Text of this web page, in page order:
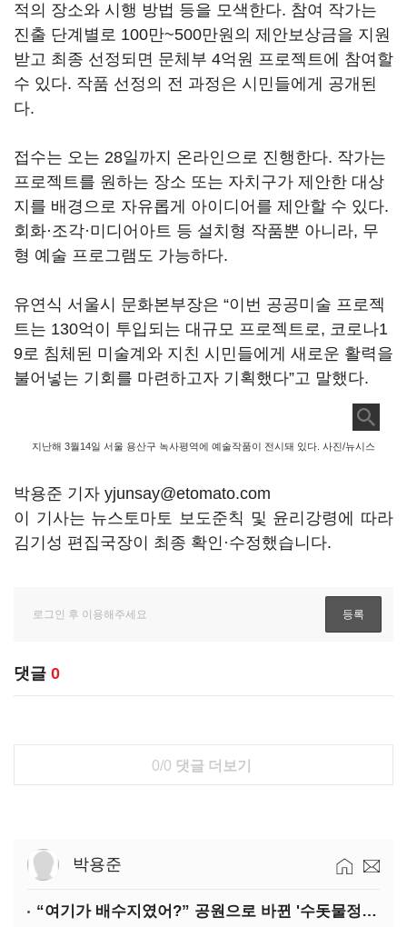
적의 장소와 시행 방법 등을 모색한다. 참여 작가는
진출 단계별로 100만~500만원의 제안보상금을 지원
받고 최종 선정되면 문체부 4억원 프로젝트에 참여할
수 있다. 작품 선정의 전 과정은 시민들에게 공개된
다.
접수는 오는 28일까지 온라인으로 진행한다. 작가는
프로젝트를 원하는 장소 또는 자치구가 제안한 대상
지를 배경으로 자유롭게 아이디어를 제안할 수 있다.
회화·조각·미디어아트 등 설치형 작품뿐 아니라, 무
형 예술 프로그램도 가능하다.
유연식 서울시 문화본부장은 “이번 공공미술 프로젝
트는 130억이 투입되는 대규모 프로젝트로, 코로나1
9로 침체된 미술계와 지친 시민들에게 새로운 활력을
불어넣는 기회를 마련하고자 기획했다”고 말했다.
지난해 3월14일 서울 용산구 녹사평역에 예술작품이 전시돼 있다. 사진/뉴시스
박용준 기자 yjunsay@etomato.com
이 기사는 뉴스토마토 보도준칙 및 윤리강령에 따라
김기성 편집국장이 최종 확인·수정했습니다.
댓글 0
0/0 댓글 더보기
박용준
“여기가 배수지였어?” 공원으로 바뀐 '수돗물정거장'